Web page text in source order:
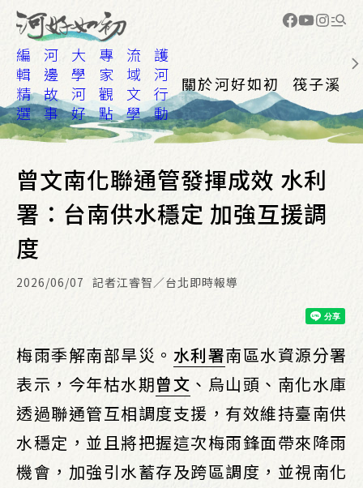
編
輯
精
選
河
邊
故
事
大
學
河
好
專
家
觀
點
流
域
文
學
護
河
行
動
關於河好如初 筏子溪
曾文南化聯通管發揮成效 水利
署：台南供水穩定 加強互援調
度
2026/06/07 記者江睿智／台北即時報導
梅雨季解南部旱災。 水利署南區水資源分署
表示，今年枯水期曾文 、烏山頭、南化水庫
透過聯通管互相調度支援，有效維持臺南供
水穩定，並且將把握這次梅雨鋒面帶來降雨
機會，加強引水蓄存及跨區調度，並視南化